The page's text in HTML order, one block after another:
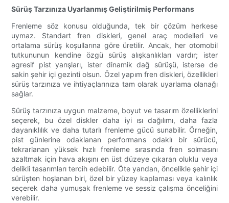
Sürüş Tarzınıza Uyarlanmış Geliştirilmiş Performans
Frenleme söz konusu olduğunda, tek bir çözüm herkese
uymaz. Standart fren diskleri, genel araç modelleri ve
ortalama sürüş koşullarına göre üretilir. Ancak, her otomobil
tutkununun kendine özgü sürüş alışkanlıkları vardır; ister
agresif pist yarışları, ister dinamik dağ sürüşü, isterse de
sakin şehir içi gezinti olsun. Özel yapım fren diskleri, özellikleri
sürüş tarzınıza ve ihtiyaçlarınıza tam olarak uyarlama olanağı
sağlar.
Sürüş tarzınıza uygun malzeme, boyut ve tasarım özelliklerini
seçerek, bu özel diskler daha iyi ısı dağılımı, daha fazla
dayanıklılık ve daha tutarlı frenleme gücü sunabilir. Örneğin,
pist günlerine odaklanan performans odaklı bir sürücü,
tekrarlanan yüksek hızlı frenleme sırasında fren solmasını
azaltmak için hava akışını en üst düzeye çıkaran oluklu veya
delikli tasarımları tercih edebilir. Öte yandan, öncelikle şehir içi
sürüşten hoşlanan biri, özel bir yüzey kaplaması veya kalınlık
seçerek daha yumuşak frenleme ve sessiz çalışma önceliğini
verebilir.